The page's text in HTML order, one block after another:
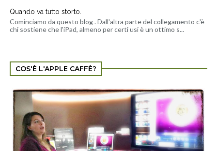
Quando va tutto storto.
Cominciamo da questo blog . Dall'altra parte del collegamento c'è
chi sostiene che l'iPad, almeno per certi usi è un ottimo s...
COS'È L'APPLE CAFFÈ?